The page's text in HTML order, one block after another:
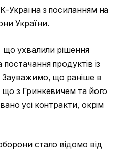
Україна з посиланням на
України.
що ухвалили рішення
продуктів із
Зауважимо, що раніше в
з Гринкевичем та його
усі контракти, окрім
стало відомо від